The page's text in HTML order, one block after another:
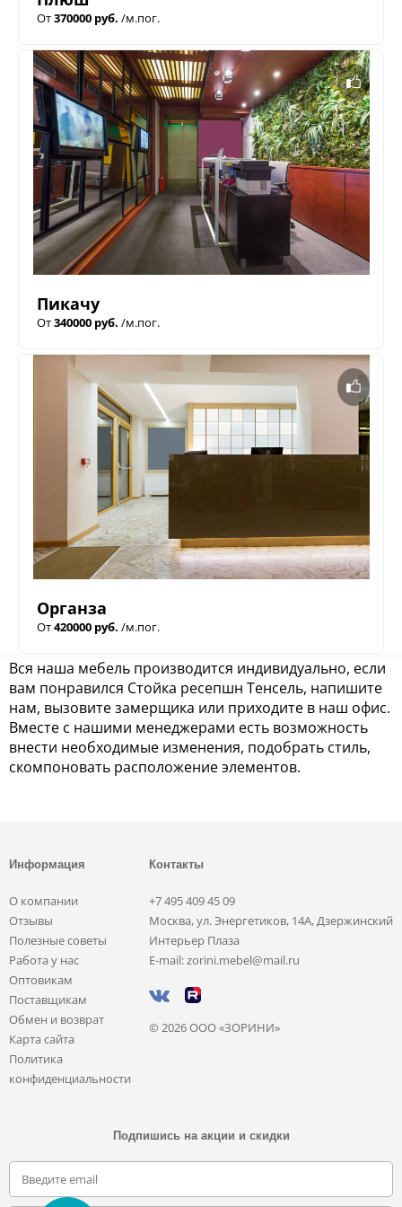
От370000 руб. /м.пог.
Пикачу
От340000 руб. /м.пог.
Органза
От420000 руб. /м.пог.
Вся наша мебель производится индивидуально, если
вам понравился Стойка ресепшн Тенсель, напишите
нам, вызовите замерщика или приходите в наш офис.
Вместе с нашими менеджерами есть возможность
внести необходимые изменения, подобрать стиль,
скомпоновать расположение элементов.
Информация
О компании
Отзывы
Полезные советы
Работа у нас
Оптовикам
Поставщикам
Обмен и возврат
Карта сайта
Политика
конфиденциальности
Контакты
+7 495 409 45 09
Москва, ул. Энергетиков, 14А, Дзержинский
Интерьер Плаза
E-mail: zorini.mebel@mail.ru
© 2026 ООО «ЗОРИНИ»
Подпишись на акции и скидки